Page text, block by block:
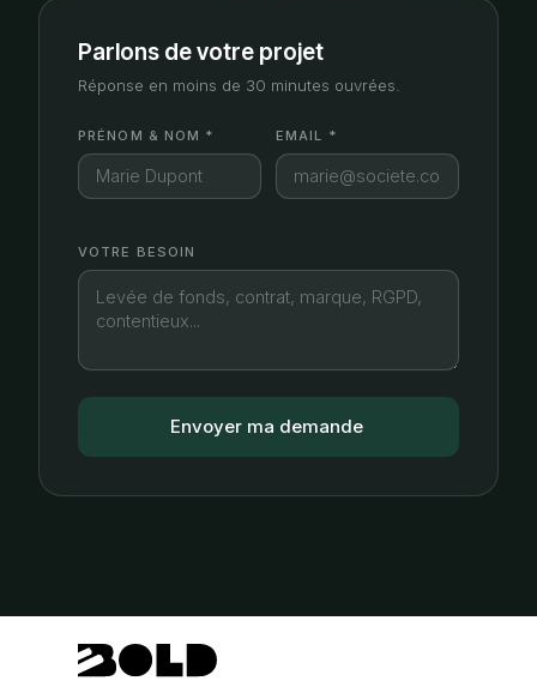
Parlons de votre projet
Réponse en moins de 30 minutes ouvrées.
PRÉNOM & NOM * EMAIL *
VOTRE BESOIN